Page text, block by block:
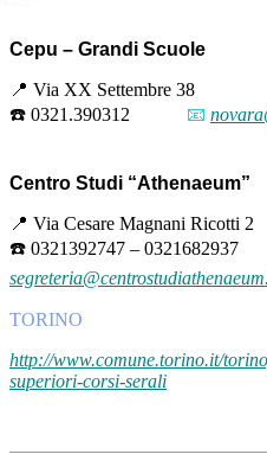
Cepu – Grandi Scuole
📍 Via XX Settembre 38
☎️ 0321.390312 📧
Centro Studi “Athenaeum”
📍 Via Cesare Magnani Ricotti 2
☎️ 0321392747 –
TORINO
http://www.comune.torino.it/
superiori-corsi-serali